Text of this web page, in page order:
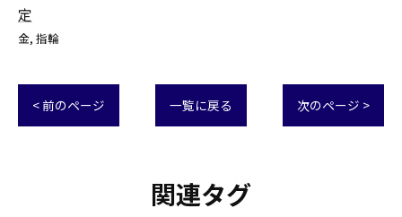
定
金 指輪
< 前のページ 一覧に戻る 次のページ >
関連タグ